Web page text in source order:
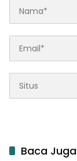
Baca Juga